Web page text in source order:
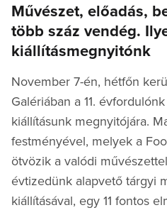
Művészet, előadás,
több száz vendég.
kiállításmegnyitónk
November 7-én, hétfőn
Galériában a 11.
kiállításunk megnyitójára.
festményével, melyek a
ötvözik a valódi
évtizedünk alapvető tárgyi
kiállításával, egy 11 fontos